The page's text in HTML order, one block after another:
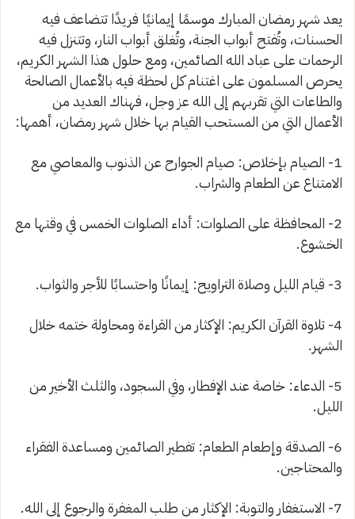
يعد شهر رمضان المبارك موسمًا إيمانيًا فريدًا تتضاعف فيه
الحسنات، وتُفتح أبواب الجنة، وتُغلق أبواب النار، وتتنزل فيه
الرحمات على عباد الله الصائمين، ومع حلول هذا الشهر الكريم،
يحرص المسلمون على اغتنام كل لحظة فيه بالأعمال الصالحة
والطاعات التي تقربهم إلى الله عز وجل، فهناك العديد من
الأعمال التي من المستحب القيام بها خلال شهر رمضان، أهمها:
1- الصيام بإخلاص: صيام الجوارح عن الذنوب والمعاصي مع
الامتناع عن الطعام والشراب.
2- المحافظة على الصلوات: أداء الصلوات الخمس في وقتها مع
الخشوع.
3- قيام الليل وصلاة التراويح: إيمانًا واحتسابًا للأجر والثواب.
4- تلاوة القرآن الكريم: الإكثار من القراءة ومحاولة ختمه خلال
الشهر.
5- الدعاء: خاصة عند الإفطار، وفي السجود، والثلث الأخير من
الليل.
6- الصدقة وإطعام الطعام: تفطير الصائمين ومساعدة الفقراء
والمحتاجين.
7- الاستغفار والتوبة: الإكثار من طلب المغفرة والرجوع إلى الله.